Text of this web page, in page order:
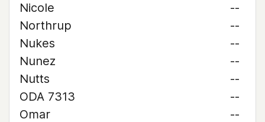
Nicole
--
Northrup
--
Nukes
--
Nunez
--
Nutts
--
ODA 7313
--
Omar
--